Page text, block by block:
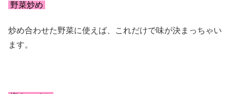
野菜炒め
炒め合わせた野菜に使えば、これだけで味が決まっちゃい
ます。